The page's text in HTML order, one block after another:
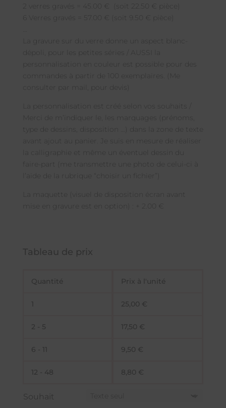
2 verres gravés = 45.00 € (soit 22.50 € pièce)
6 Verres gravés = 57.00 € (soit 9.50 € pièce)
La gravure sur du verre donne un aspect blanc-
dépoli, pour les petites séries / AUSSI la
personnalisation en couleur est possible pour des
commandes à partir de 100 exemplaires. (Me
consulter par mail, pour devis)
Merci de m’indiquer le, les marquages (prénoms,
type de dessins, disposition …) dans la zone de texte
avant ajout au panier. Je suis en mesure de réaliser
la calligraphie et même un éventuel dessin du
faire-part (me transmettre une photo de celui-ci à
l’aide de la rubrique “choisir un fichier”)
La maquette (visuel de disposition écran avant
mise en gravure est en option) : + 2.00 €
Tableau de prix
Quantité
1
2 - 5
6 - 11
12 - 48
Prix à l'unité
25,00 €
17,50 €
9,50 €
8,80 €
Souhait